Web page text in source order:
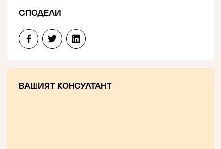
СПОДЕЛИ
ВАШИЯТ КОНСУЛТАНТ